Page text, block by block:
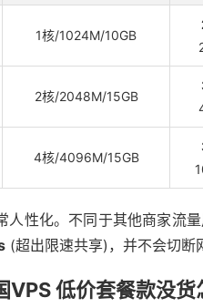
1核/1024M/10GB
2核/2048M/15GB
4核/4096M/15GB
人性化。不同于其他商家流
(超出限速共享)，并不会切断
低价套餐款没货